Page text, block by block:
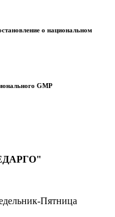
о национальном
GMP
Пятница